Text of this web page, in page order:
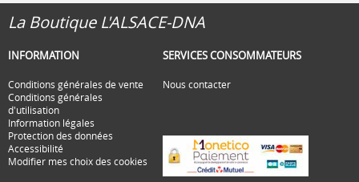
La Boutique L'ALSACE-DNA
INFORMATION
Conditions générales de vente
Conditions générales
d'utilisation
Information légales
Protection des données
Accessibilité
Modifier mes choix des cookies
SERVICES CONSOMMATEURS
Nous contacter